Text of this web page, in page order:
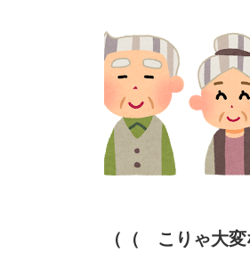
（（ こりゃ大